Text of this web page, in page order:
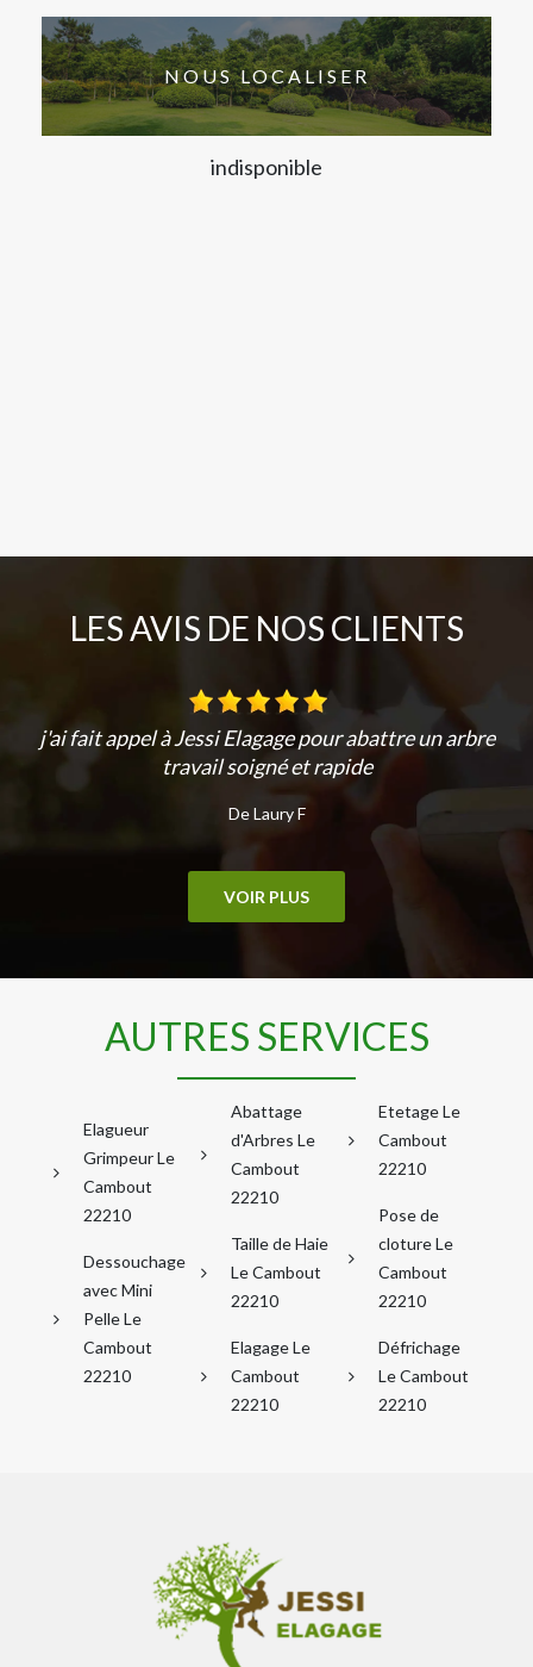
NOUS LOCALISER
indisponible
LES AVIS DE NOS CLIENTS
j'ai fait appel à Jessi Elagage pour abattre un arbre
travail soigné et rapide
De Laury F
VOIR PLUS
AUTRES SERVICES
Elagueur
Grimpeur Le
Cambout
22210
Dessouchage
avec Mini
Pelle Le
Cambout
22210
Abattage
d'Arbres Le
Cambout
22210
Taille de Haie
Le Cambout
22210
Elagage Le
Cambout
22210
Etetage Le
Cambout
22210
Pose de
cloture Le
Cambout
22210
Défrichage
Le Cambout
22210